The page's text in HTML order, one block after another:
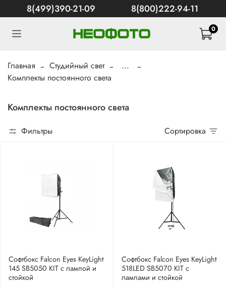
8(499)390-21-09 8(800)222-94-11
0
Главная Студийный свет
...
Комплекты постоянного света
Комплекты постоянного света
Фильтры Сортировка
Софтбокс Falcon Eyes KeyLight
145 SB5050 KIT с лампой и
стойкой
Софтбокс Falcon Eyes KeyLight
518LED SB5070 KIT с
лампами и стойкой